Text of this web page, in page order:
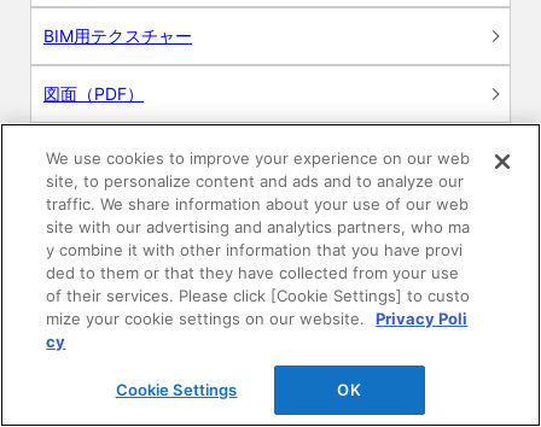
BIM用テクスチャー
図面（PDF）
申請関係認定書類
施工・取扱説明書
動画
シミュレーションツール
24時間換気システム〈エアスマート〉
簡易設計見積ソフト
We use cookies to improve your experience on our web
site, to personalize content and ads and to analyze our
traffic. We share information about your use of our web
site with our advertising and analytics partners, who ma
y combine it with other information that you have provi
ded to them or that they have collected from your use
of their services. Please click [Cookie Settings] to custo
mize your cookie settings on our website.
Privacy Poli
cy
Cookie Settings OK